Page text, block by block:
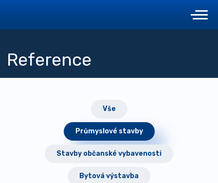
Reference
Vše
Průmyslové stavby
Stavby občanské vybavenosti
Bytová výstavba